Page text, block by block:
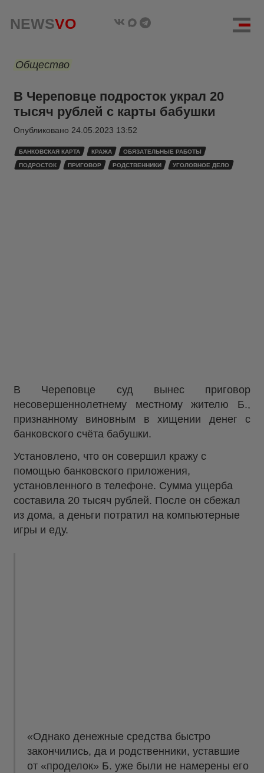
NEWSVO
Общество
В Череповце подросток украл 20
тысяч рублей с карты бабушки
Опубликовано 24.05.2023 13:52
БАНКОВСКАЯ КАРТА КРАЖА ОБЯЗАТЕЛЬНЫЕ РАБОТЫ
ПОДРОСТОК ПРИГОВОР РОДСТВЕННИКИ УГОЛОВНОЕ ДЕЛО
В Череповце суд вынес приговор
несовершеннолетнему местному жителю Б.,
признанному виновным в хищении денег с
банковского счёта бабушки.
Установлено, что он совершил кражу с
помощью банковского приложения,
установленного в телефоне. Сумма ущерба
составила 20 тысяч рублей. После он сбежал
из дома, а деньги потратил на компьютерные
игры и еду.
«Однако денежные средства быстро
закончились, да и родственники, уставшие
от «проделок» Б. уже были не намерены его